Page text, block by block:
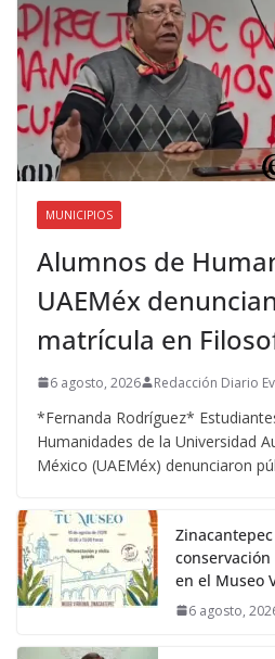
MUNICIPIOS
Alumnos de
UAEMéx
matrícula en
6 agosto, 2026 Redacción Diario
*Fernanda Rodríguez*
Humanidades de la Universidad
México (UAEMéx) denunciaron
en el Museo
6 agosto,